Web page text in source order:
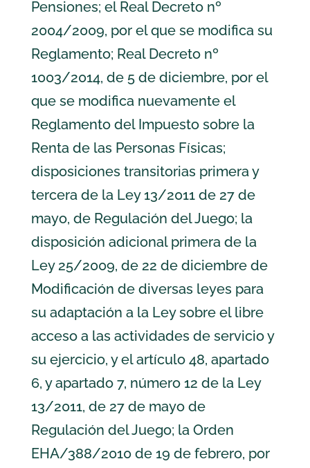
Pensiones; el Real Decreto nº
2004/2009, por el que se modifica su
Reglamento; Real Decreto nº
1003/2014, de 5 de diciembre, por el
que se modifica nuevamente el
Reglamento del Impuesto sobre la
Renta de las Personas Físicas;
disposiciones transitorias primera y
tercera de la Ley 13/2011 de 27 de
mayo, de Regulación del Juego; la
disposición adicional primera de la
Ley 25/2009, de 22 de diciembre de
Modificación de diversas leyes para
su adaptación a la Ley sobre el libre
acceso a las actividades de servicio y
su ejercicio, y el artículo 48, apartado
6, y apartado 7, número 12 de la Ley
13/2011, de 27 de mayo de
Regulación del Juego; la Orden
EHA/388/2010 de 19 de febrero, por